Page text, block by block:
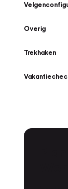
Overig
Trekhaken